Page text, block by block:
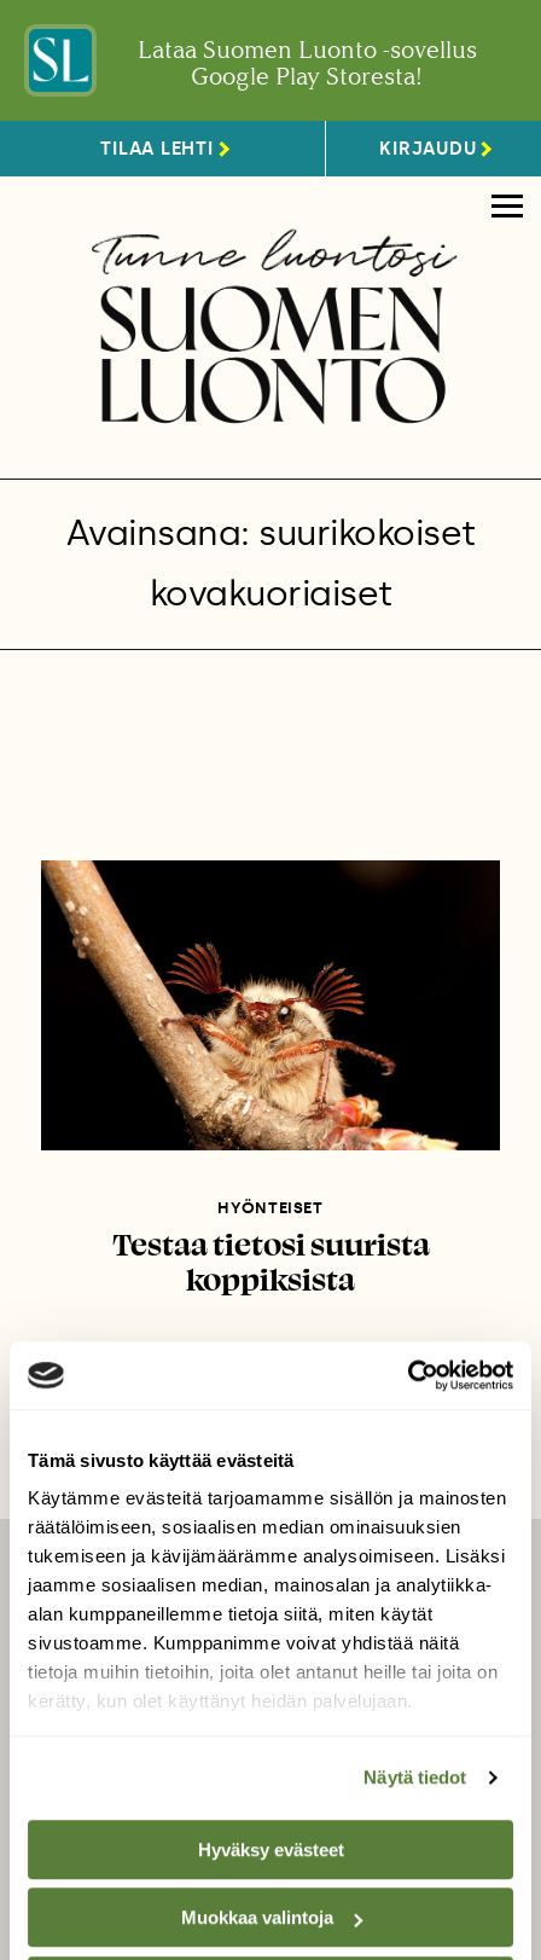
Tämä sivusto käyttää evästeitä
Käytämme evästeitä tarjoamamme sisällön ja mainosten
räätälöimiseen, sosiaalisen median ominaisuuksien
tukemiseen ja kävijämäärämme analysoimiseen. Lisäksi
jaamme sosiaalisen median, mainosalan ja analytiikka-
alan kumppaneillemme tietoja siitä, miten käytät
sivustoamme. Kumppanimme voivat yhdistää näitä
tietoja muihin tietoihin, joita olet antanut heille tai joita on
kerätty, kun olet käyttänyt heidän palvelujaan.
Näytä tiedot
Hyväksy evästeet
Muokkaa valintoja
Lataa Suomen Luonto -sovellus
Google Play Storesta!
TILAA LEHTI KIRJAUDU
Avainsana: suurikokoiset
kovakuoriaiset
HYÖNTEISET
Testaa tietosi suurista
koppiksista
LEHTI
Uusin lehti
Tilaa Suomen Luonto
Tilaa digilukuoikeus
Tilaa uutiskirje
SUOMEN LUONNON­
Suomen Luonto -lehden